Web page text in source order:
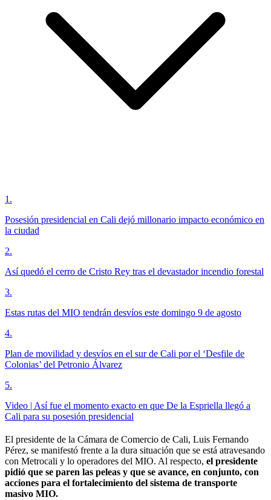
1 .
Posesión presidencial en Cali dejó millonario impacto económico en
la ciudad
2.
Así quedó el cerro de Cristo Rey tras el devastador incendio forestal
3.
Estas rutas del MIO tendrán desvíos este domingo 9 de agosto
4.
Plan de movilidad y desvíos en el sur de Cali por el ‘Desfile de
Colonias’ del Petronio Álvarez
5.
Video | Así fue el momento exacto en que De la Espriella llegó a
Cali para su posesión presidencial
El presidente de la Cámara de Comercio de Cali, Luis Fernando
Pérez, se manifestó frente a la dura situación que se está atravesando
con Metrocali y lo operadores del MIO. Al respecto, el presidente
pidió que se paren las peleas y que se avance, en conjunto, con
acciones para el fortalecimiento del sistema de transporte
masivo MIO.